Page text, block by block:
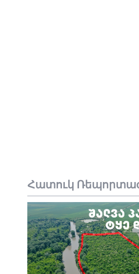
Հատուկ